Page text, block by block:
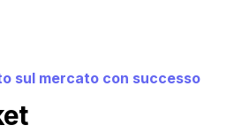
sul mercato con successo